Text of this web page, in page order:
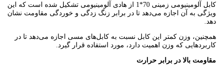
کابل آلومینیومی زمینی 70*1 از هادی آلومینیومی تشکیل شده است که این
ویژگی به آن اجازه می‌دهد تا در برابر زنگ زدگی و خوردگی مقاومت نشان
دهد.
همچنین، وزن کمتر این کابل نسبت به کابل‌های مسی اجازه می‌دهد تا در
کاربردهایی که وزن اهمیت دارد، مورد استفاده قرار گیرد.
مقاومت بالا در برابر حرارت